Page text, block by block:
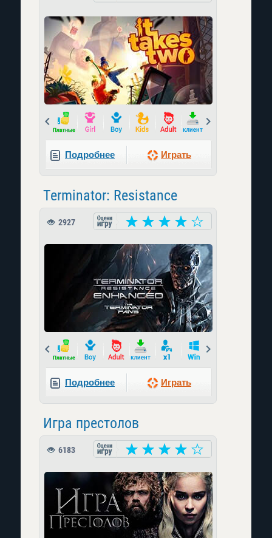
Prev
Подробнее Играть
Terminator: Resistance
2927
Prev
Подробнее Играть
Игра престолов
6183